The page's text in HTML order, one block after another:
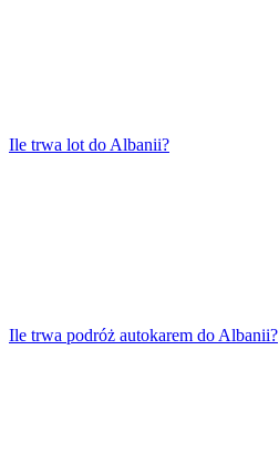
Ile trwa lot do Albanii?
Ile trwa podróż autokarem do Albanii?